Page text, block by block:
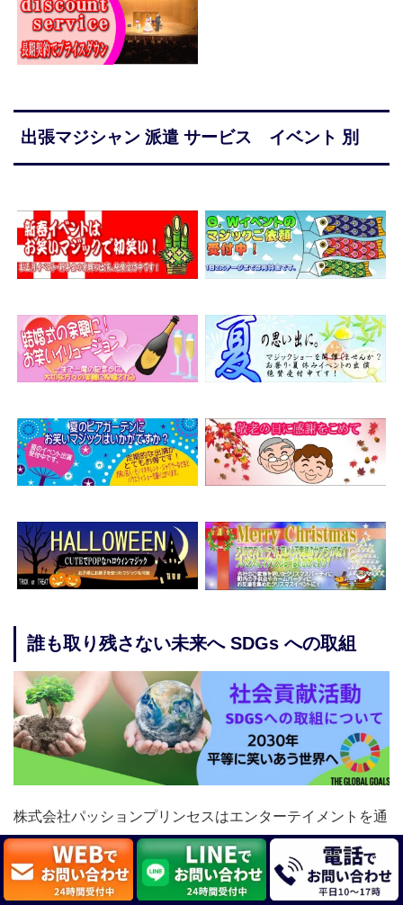
出張マジシャン 派遣 サービス イベント 別
誰も取り残さない未来へ SDGs への取組
株式会社パッションプリンセスはエンターテイメントを通
して笑顔と希望が溢れる持続可能な未来を目指していま
す。